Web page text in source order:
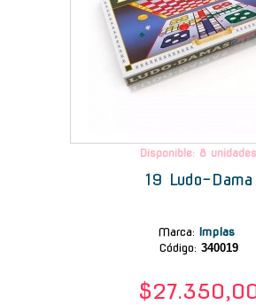
Disponible: 8 unidades
19 Ludo-Dama
Marca: Implas
Código: 340019